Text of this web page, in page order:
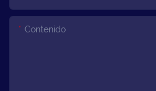
Contenido